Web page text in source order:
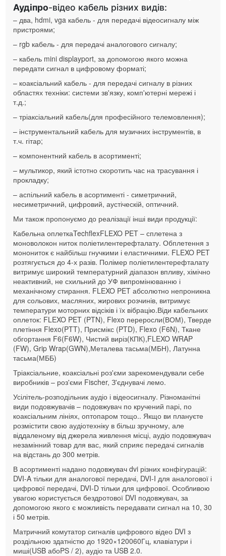
Аудіпро-відео кабель різних видів:
– два, hdmi, vga кабель - для передачі відеосигналу між
пристроями;
– rgb кабель - для передачі аналогового сигналу;
– кабель mini displayport, за допомогою якого можна
передати сигнал в цифровому форматі;
– коаксіальний кабель - для передачі сигналу в різних
областях техніки: системи зв'язку, комп'ютерні мережі і
т.д.;
– тріаксіальний кабель(для професійного телемовлення);
– інструментальний кабель для музичних інструментів, в
т.ч. гітар;
– компонентний кабель в асортименті;
– мультикор, який істотно скоротить час на трасування і
прокладку;
– аспільний кабель в асортименті - симетричний,
несиметричний, цифровий, аустіческій, оптичний.
Ми також пропонуємо до реалізації інші види продукції:
Кабельна оплеткаTechflexFLEXO PET – сплетена з
моноволокон ниток поліетилентерефталату. Обплетення з
монониток є найбільш гнучкими і еластичними. FLEXO PET
розтягується до 4-х разів. Полімер поліетилентерефталату
витримує широкий температурний діапазон впливу, хімічно
неактивний, не схильний до УФ випромінюванню і
механічному стирання. FLEXO PET абсолютно непроникна
для сольових, масляних, жирових розчинів, витримує
температури моторних відсіків і їх вібрацію.Віди кабельних
оплеток: FLEXO PET (PTN), Flexo переросли(ВОМ), Тверде
плетіння Flexo(PTT), Присмікс (PTD), Flexo (F6N), Ткане
обгортання F6(F6W), Чистий виріз(КПК),FLEXO WRAP
(FW), Grip Wrap(GWN),Металева тасьма(МБН), Латунна
тасьма(МББ)
Тріаксіальние, коаксіальні роз'єми зарекомендували себе
виробників – роз'єми Fischer, З'єднувачі лемо.
Усілітель-розподільник аудіо і відеосигналу. Різноманітні
види подовжувачів – подовжувач по кручений парі, по
коаксіальним лініях, оптопаром тощо.. Якщо ви плануєте
розмістити свою аудіотехніку в більш зручному, але
віддаленому від джерела живлення місці, аудіо подовжувач
незамінний товар для вас, який сприяє передачі сигналів
на відстань до 300 метрів.
В асортименті надано подовжувач dvi різних конфігурацій:
DVI-A тільки для аналогової передачі, DVI-I для аналогової і
цифрової передачі, DVI-D тільки для цифрової. Особливою
увагою користується бездротової DVI подовжувач, за
допомогою якого є можливість передавати сигнал на 10, 30
і 50 метрів.
Матричний комутатор сигналів цифрового відео DVI з
роздільною здатністю до 1920×120060Гц, клавіатури і
миші(USB абоPS / 2), аудіо та USB 2.0.